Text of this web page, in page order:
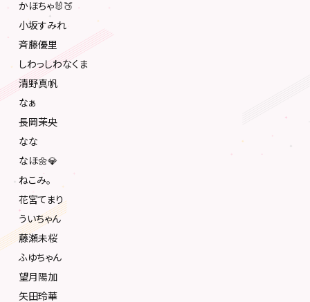
かほちゃ🐰🍑
小坂すみれ
斉藤優里
しわっしわなくま
清野真帆
なぁ
長岡茉央
なな
なほ🌼💎️
ねこみ。
花宮てまり
ういちゃん
藤瀬未桜
ふゆちゃん
望月陽加
矢田玲華